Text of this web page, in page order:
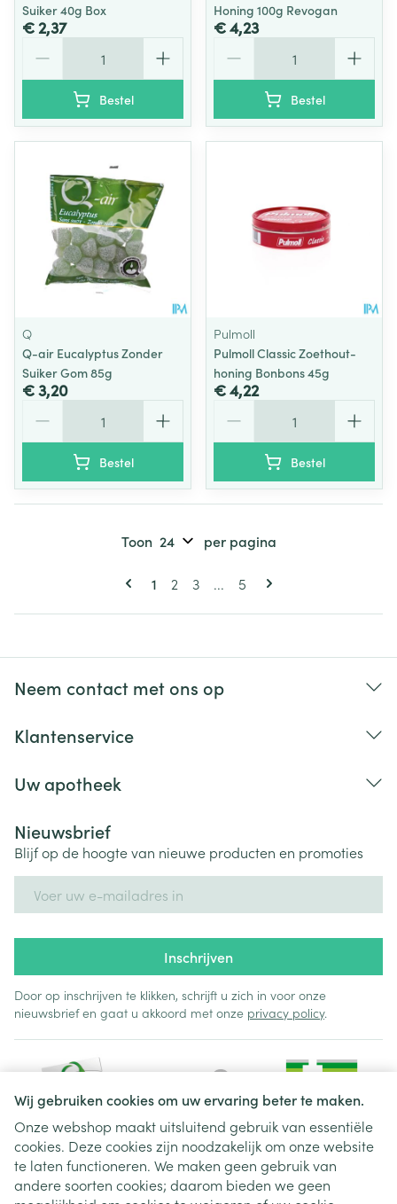
Wij gebruiken cookies om uw ervaring beter te maken.
Onze webshop maakt uitsluitend gebruik van essentiële
cookies. Deze cookies zijn noodzakelijk om onze website
te laten functioneren. We maken geen gebruik van
andere soorten cookies; daarom bieden we geen
Suiker 40g Box
€ 2,37
Bestel
Honing 100g Revogan
€ 4,23
Bestel
Q
Q-air Eucalyptus Zonder
Suiker Gom 85g
€ 3,20
Bestel
Pulmoll
Pulmoll Classic Zoethout-
honing Bonbons 45g
€ 4,22
Bestel
Pagina's
U lees momenteel pagina
1 Pagina
2 Pagina
3 ... Pagina
5
Toon per pagina
Neem contact met ons op
Klantenservice
Uw apotheek
Nieuwsbrief
Blijf op de hoogte van nieuwe producten en promoties
Inschrijven
Door op inschrijven te klikken, schrijft u zich in voor onze
nieuwsbrief en gaat u akkoord met onze privacy policy.
Juridische links